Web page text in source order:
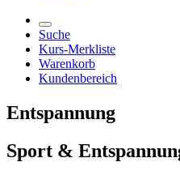
Suche
Kurs-Merkliste
Warenkorb
Kundenbereich
Entspannung
Sport &